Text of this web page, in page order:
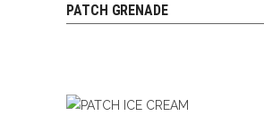
AJOUTER AU PANIER
PATCH GRENADE